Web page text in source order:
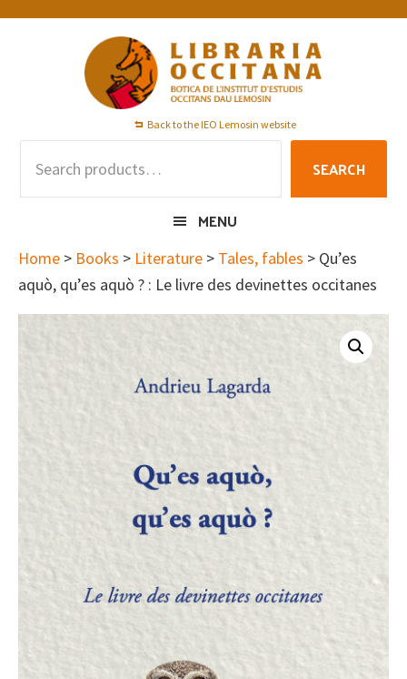
Skip
Skip
Skip
Back to the IEO Lemosin website
SEARCH
MENU
Home > Books > Literature > Tales, fables > Qu’es
aquò, qu’es aquò ? : Le livre des devinettes occitanes